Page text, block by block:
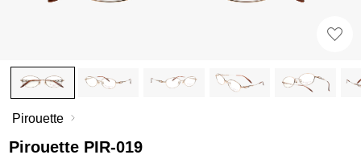
Pirouette
Pirouette PIR-019